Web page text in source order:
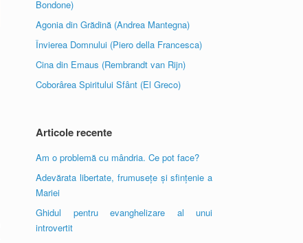
Bondone)
Agonia din Grădină (Andrea Mantegna)
Învierea Domnului (Piero della Francesca)
Cina din Emaus (Rembrandt van Rijn)
Coborârea Spiritului Sfânt (El Greco)
Articole recente
Am o problemă cu mândria. Ce pot face?
Adevărata libertate, frumusețe și sfințenie a
Mariei
Ghidul pentru evanghelizare al unui
introvertit